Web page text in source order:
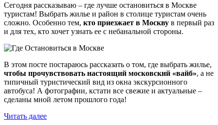
Сегодня рассказываю – где лучше остановиться в Москве
туристам! Выбрать жилье и район в столице туристам очень
сложно. Особенно тем, кто приезжает в Москву в первый раз
и для тех, кто хочет узнать ее с небанальной стороны.
В этом посте постараюсь рассказать о том, где выбрать жилье,
чтобы прочувствовать настоящий московский «вайб», а не
типичный туристический вид из окна экскурсионного
автобуса! А фотографии, кстати все свежие и актуальные –
сделаны мной летом прошлого года!
Читать далее